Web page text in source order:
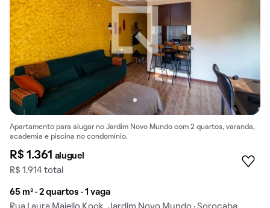
Apartamento para alugar no Jardim Novo Mundo com 2 quartos, varanda,
academia e piscina no condomínio.
R$ 1.361 aluguel
R$ 1.914 total
65 m² · 2 quartos · 1 vaga